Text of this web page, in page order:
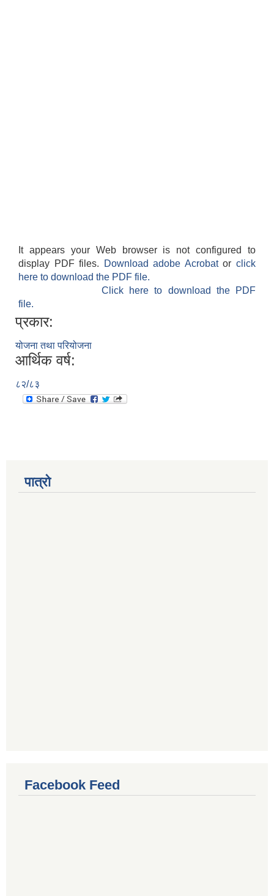
It appears your Web browser is not configured to
display PDF files.
Download adobe Acrobatorclick
here to download the PDF file.
Click here to download the PDF
file.
प्रकार:
योजना तथा परियोजना
आर्थिक वर्ष:
८२/८३
पात्रो
Facebook Feed